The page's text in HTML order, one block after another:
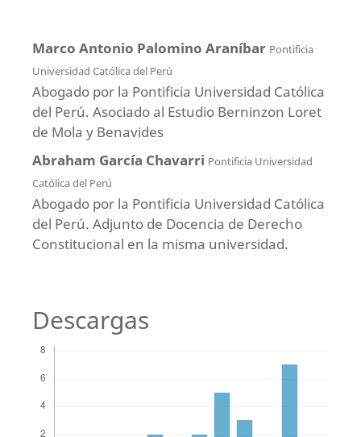
Marco Antonio Palomino Araníbar Pontificia
Universidad Católica del Perú
Abogado por la Pontificia Universidad Católica
del Perú. Asociado al Estudio Berninzon Loret
de Mola y Benavides
Abraham García Chavarri Pontificia Universidad
Católica del Perú
Abogado por la Pontificia Universidad Católica
del Perú. Adjunto de Docencia de Derecho
Constitucional en la misma universidad.
Descargas